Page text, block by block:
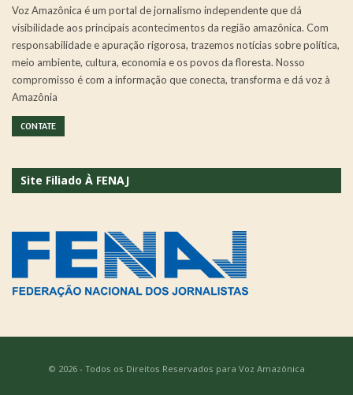
Voz Amazônica é um portal de jornalismo independente que dá
visibilidade aos principais acontecimentos da região amazônica. Com
responsabilidade e apuração rigorosa, trazemos notícias sobre política,
meio ambiente, cultura, economia e os povos da floresta. Nosso
compromisso é com a informação que conecta, transforma e dá voz à
Amazônia
CONTATE
Site Filiado À FENAJ
© 2026 - Todos os Direitos Reservados para Voz Amazônica